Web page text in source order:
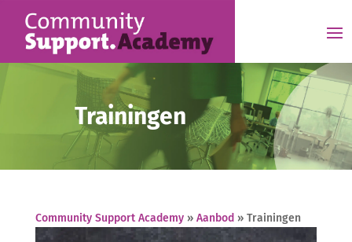
Trainingen
Community Support Academy» Aanbod » Trainingen